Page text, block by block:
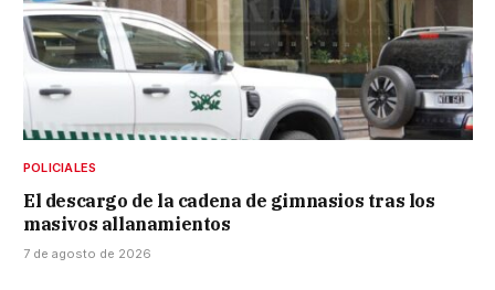
POLICIALES
El descargo de la cadena de gimnasios tras los
masivos allanamientos
7 de agosto de 2026